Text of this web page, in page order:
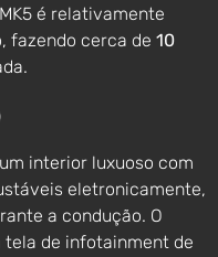
é relativamente
fazendo cerca de 10
interior luxuoso com
eletronicamente,
a condução. O
de infotainment de